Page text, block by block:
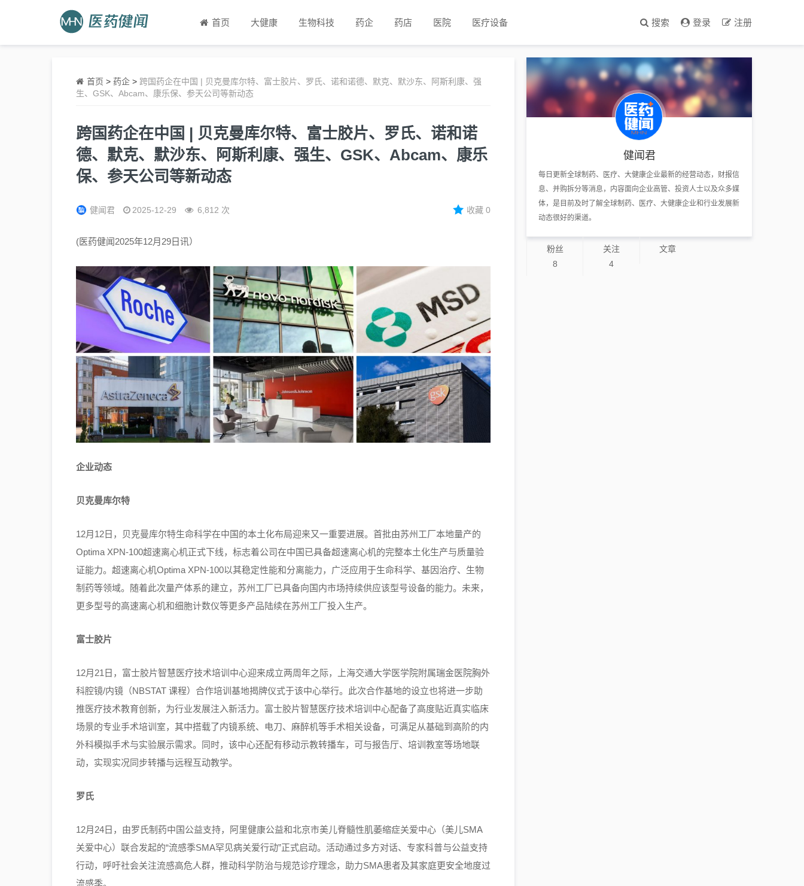
首页 大健康 生物科技 药企 药店 医院 医疗设备 搜索 登录 注册
首页 > 药企 > 跨国药企在中国 | 贝克曼库尔特、富士胶片、罗氏、诺和诺德、默克、默沙东、阿斯利康、强
生、GSK、Abcam、康乐保、参天公司等新动态
跨国药企在中国 | 贝克曼库尔特、富士胶片、罗氏、诺和诺
德、默克、默沙东、阿斯利康、强生、GSK、Abcam、康乐
保、参天公司等新动态
健闻君 2025-12-29 6,812 次 收藏0
(医药健闻2025年12月29日讯）
企业动态
贝克曼库尔特
12月12日，贝克曼库尔特生命科学在中国的本土化布局迎来又一重要进展。首批由苏州工厂本地量产的
Optima XPN-100超速离心机正式下线，标志着公司在中国已具备超速离心机的完整本土化生产与质量验
证能力。超速离心机Optima XPN-100以其稳定性能和分离能力，广泛应用于生命科学、基因治疗、生物
制药等领域。随着此次量产体系的建立，苏州工厂已具备向国内市场持续供应该型号设备的能力。未来，
更多型号的高速离心机和细胞计数仪等更多产品陆续在苏州工厂投入生产。
富士胶片
12月21日，富士胶片智慧医疗技术培训中心迎来成立两周年之际，上海交通大学医学院附属瑞金医院胸外
科腔镜/内镜（NBSTAT 课程）合作培训基地揭牌仪式于该中心举行。此次合作基地的设立也将进一步助
推医疗技术教育创新，为行业发展注入新活力。富士胶片智慧医疗技术培训中心配备了高度贴近真实临床
场景的专业手术培训室，其中搭载了内镜系统、电刀、麻醉机等手术相关设备，可满足从基础到高阶的内
外科模拟手术与实验展示需求。同时，该中心还配有移动示教转播车，可与报告厅、培训教室等场地联
动，实现实况同步转播与远程互动教学。
罗氏
12月24日，由罗氏制药中国公益支持，阿里健康公益和北京市美儿脊髓性肌萎缩症关爱中心（美儿SMA
关爱中心）联合发起的“流感季SMA罕见病关爱行动”正式启动。活动通过多方对话、专家科普与公益支持
行动，呼吁社会关注流感高危人群，推动科学防治与规范诊疗理念，助力SMA患者及其家庭更安全地度过
流感季。
健闻君
每日更新全球制药、医疗、大健康企业最新的经营动态，财报信
息、并购拆分等消息，内容面向企业高管、投资人士以及众多媒
体，是目前及时了解全球制药、医疗、大健康企业和行业发展新
动态很好的渠道。
粉丝
8
关注
4
文章